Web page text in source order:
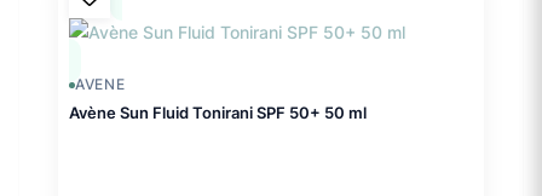
AVENE
Avène Sun Fluid Tonirani SPF 50+ 50 ml